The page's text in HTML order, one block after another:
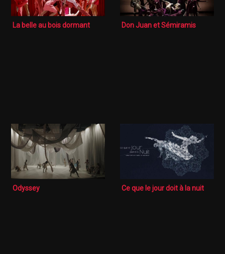
La belle au bois dormant Don Juan et Sémiramis
Odyssey Ce que le jour doit à la nuit